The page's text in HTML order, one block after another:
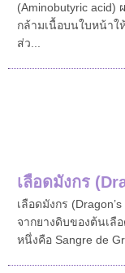
(Aminobutyric acid)
กล้ามเนื้อบนใบหน้าใ
ส่ว...
เลือดมังกร
เลือดมังกร
จากยางดิบของต้นเลื
หนึ่งคือ Sangre de